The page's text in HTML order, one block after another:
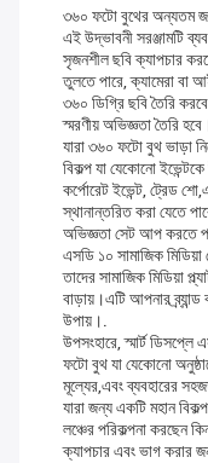
৩৬০ ফটো বুথের অন্যতম
এই উদ্ভাবনী সরঞ্জামটি
সৃজনশীল ছবি ক্যাপচার
তুলতে পারে, ক্যামেরা বা
৩৬০ ডিগ্রি ছবি তৈরি
স্মরণীয় অভিজ্ঞতা তৈরি
যারা ৩৬০ ফটো বুথ ভাড়া
বিকল্প যা যেকোনো
কর্পোরেট ইভেন্ট, ট্রেড
স্থানান্তরিত করা যেতে
অভিজ্ঞতা সেট আপ করতে
এসডি ১০ সামাজিক
তাদের সামাজিক মিডিয়া
বাড়ায়।এটি আপনার
উপায়।.
উপসংহারে, স্মার্ট ডিসপ্লে
ফটো বুথ যা যেকোনো
মূল্যের,এবং ব্যবহারের
যারা জন্য একটি মহান
লঞ্চের পরিকল্পনা করছেন
ক্যাপচার এবং ভাগ করার